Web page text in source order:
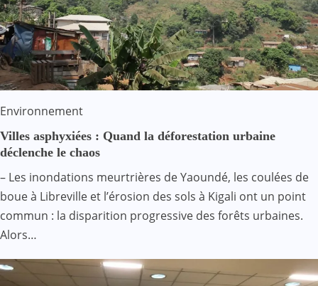
Environnement
Villes asphyxiées : Quand la déforestation urbaine
déclenche le chaos
– Les inondations meurtrières de Yaoundé, les coulées de
boue à Libreville et l’érosion des sols à Kigali ont un point
commun : la disparition progressive des forêts urbaines.
Alors…